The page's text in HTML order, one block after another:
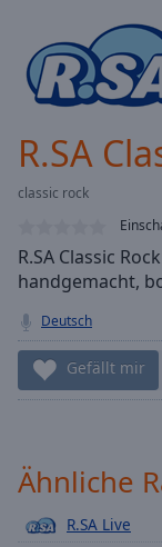
Forward
Mute
Current
Loaded :
Stream
TypeLIVE
live,
currently
behind
LIVE
Remaining
1x
Playback
Rate
R.SA
classic rock
R.SA Classic
handgemacht,
Deutsch
Gefällt mir
Ähnliche
R.SA Live